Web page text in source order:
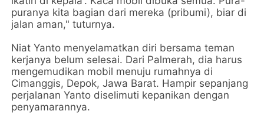
puranya kita bagian dari mereka (pribumi), biar di
jalan aman," tuturnya.
Niat Yanto menyelamatkan diri bersama teman
kerjanya belum selesai. Dari Palmerah, dia harus
mengemudikan mobil menuju rumahnya di
Cimanggis, Depok, Jawa Barat. Hampir sepanjang
perjalanan Yanto diselimuti kepanikan dengan
penyamarannya.